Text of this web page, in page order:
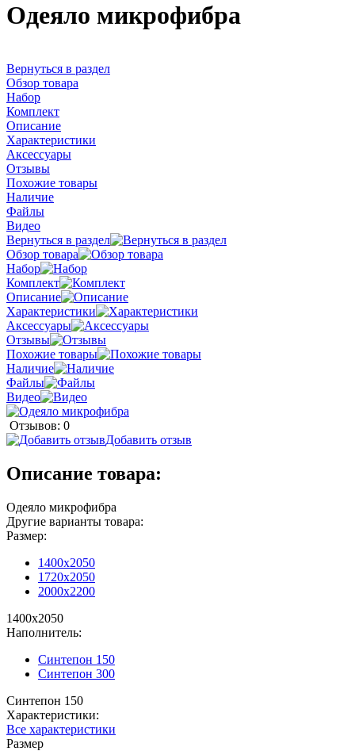
Одеяло микрофибра
Вернуться в раздел
Обзор товара
Набор
Комплект
Описание
Характеристики
Аксессуары
Отзывы
Похожие товары
Наличие
Файлы
Видео
Вернуться в раздел
Обзор товара
Набор
Комплект
Описание
Характеристики
Аксессуары
Отзывы
Похожие товары
Наличие
Файлы
Видео
Отзывов: 0
Добавить отзыв
Описание товара:
Одеяло микрофибра
Другие варианты товара:
Размер:
1400х2050
1720х2050
2000х2200
1400х2050
Наполнитель:
Синтепон 150
Синтепон 300
Синтепон 150
Характеристики:
Все характеристики
Размер